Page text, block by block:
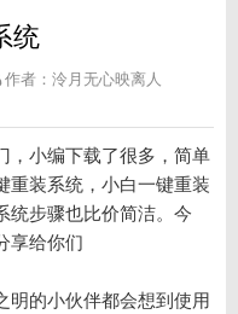
统
作者：泠月无心映离人
，小编下载了很多，简单
重装系统，小白一键重装
统步骤也比价简洁。今
享给你们
明的小伙伴都会想到使用